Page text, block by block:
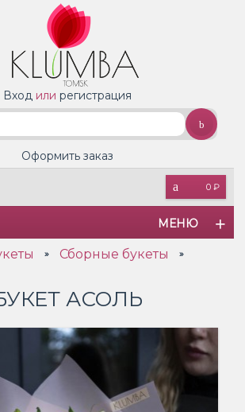
Вход или регистрация
0 ₽
Оформить заказ
МЕНЮ
» Сборные букеты »
АСОЛЬ